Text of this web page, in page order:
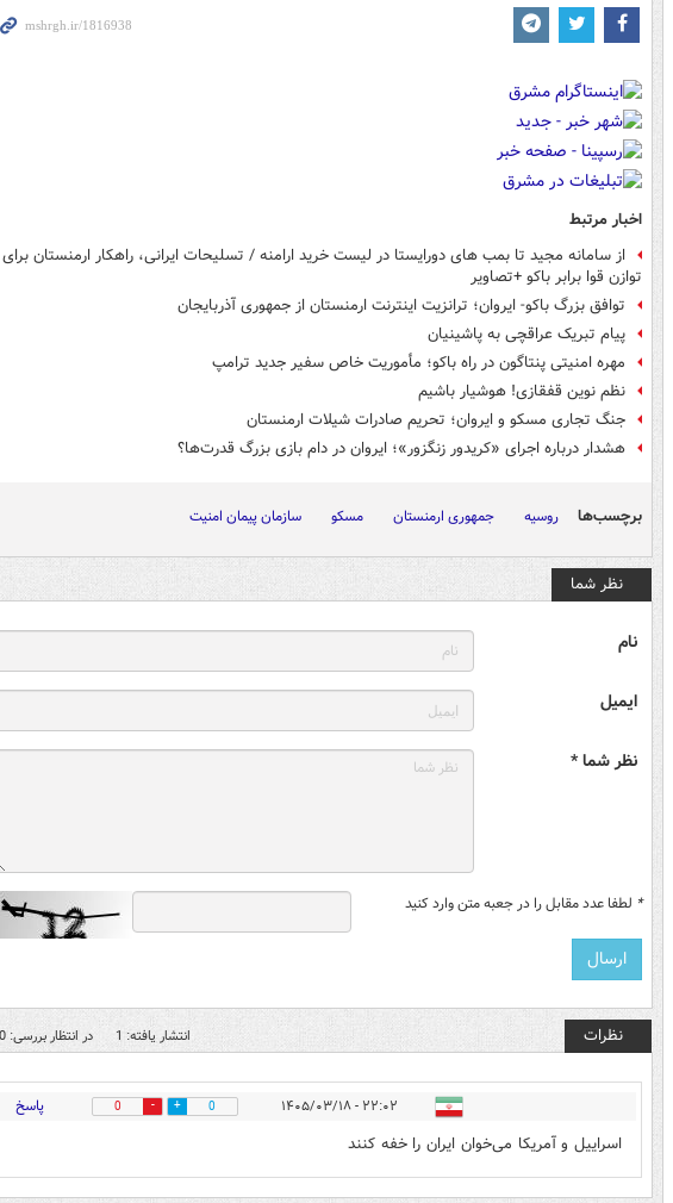
اخبار مرتبط
از سامانه مجید تا بمب های دورایستا در لیست خرید ارامنه / تسلیحات ایرانی، راهکار ارمنستان برای
توازن قوا برابر باکو +تصاویر
توافق بزرگ باکو- ایروان؛ ترانزیت اینترنت ارمنستان از جمهوری آذربایجان
پیام تبریک عراقچی به پاشینیان
مهره امنیتی پنتاگون در راه باکو؛ مأموریت خاص سفیر جدید ترامپ
نظم نوین قفقازی! هوشیار باشیم
جنگ تجاری مسکو و ایروان؛ تحریم صادرات شیلات ارمنستان
هشدار درباره اجرای «کریدور زنگزور»؛ ایروان در دام بازی بزرگ قدرت‌ها؟
برچسب‌ها روسیه جمهوری ارمنستان مسکو سازمان پیمان امنیت
نظر شما
نام
ایمیل
نظر شما *
* لطفا عدد مقابل را در جعبه متن وارد کنید
نظرات انتشار یافته: 1 در انتظار بررسی: 0
۲۲:۰۲ - ۱۴۰۵/۰۳/۱۸ 0
0 پاسخ
اسراییل و آمریکا می‌خوان ایران را خفه کنند